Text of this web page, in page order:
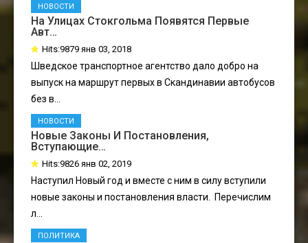
На Улицах Стокгольма Появятся Первые
Авт…
Hits:9879 янв 03, 2018
НОВОСТИ
Шведское транспортное агентство дало добро на
выпуск на маршрут первых в Скандинавии автобусов
без в...
Новые Законы И Постановления,
Вступающие…
Hits:9826 янв 02, 2019
НОВОСТИ
Наступил Новый год и вместе с ним в силу вступили
новые законы и постановления власти. Перечислим
л...
ПОЛИТИКА